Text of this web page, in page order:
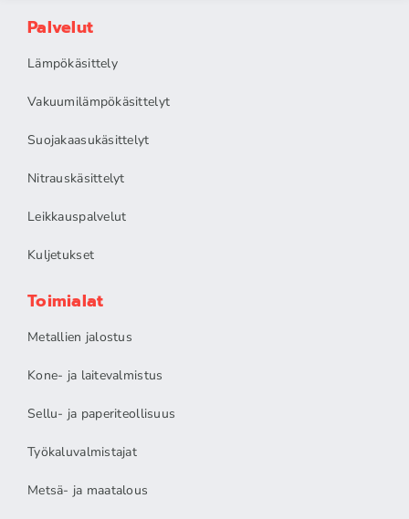
Palvelut
Lämpökäsittely
Vakuumilämpökäsittelyt
Suojakaasukäsittelyt
Nitrauskäsittelyt
Leikkauspalvelut
Kuljetukset
Toimialat
Metallien jalostus
Kone- ja laitevalmistus
Sellu- ja paperiteollisuus
Työkaluvalmistajat
Metsä- ja maatalous